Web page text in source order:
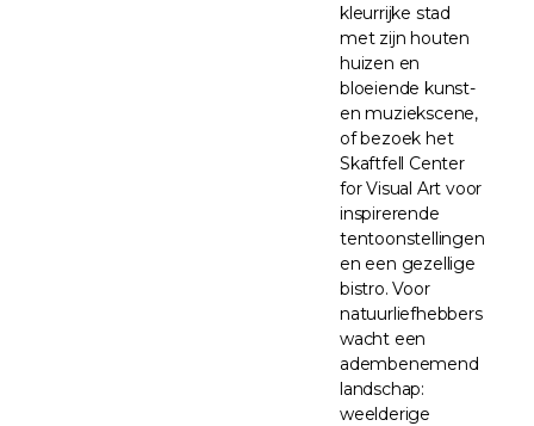
kleurrijke stad
met zijn houten
huizen en
bloeiende kunst-
en muziekscene,
of bezoek het
Skaftfell Center
for Visual Art voor
inspirerende
tentoonstellingen
en een gezellige
bistro. Voor
natuurliefhebbers
wacht een
adembenemend
landschap:
weelderige